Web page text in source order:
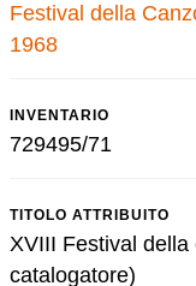
Festival della
1968
INVENTARIO
729495/71
TITOLO ATTRIBUITO
XVIII Festival della
catalogatore)